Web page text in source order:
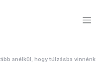
anélkül, hogy túlzásba vinnénk